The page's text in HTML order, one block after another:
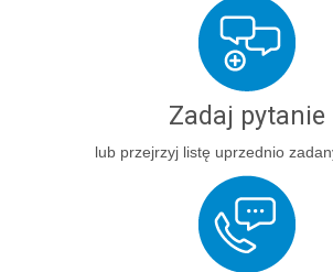
Zadaj pytanie
lub przejrzyj listę uprzednio